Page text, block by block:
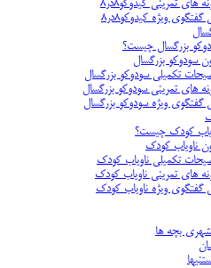
های تمرینی کیدوکو۸در۸
گفتگوی ویژه کیدوکو۸در۸
بزرگسال چیست؟
سودوکو بزرگسال
تکمیلی سودوکو بزرگسال
های تمرینی سودوکو بزرگسال
گفتگوی ویژه سودوکو بزرگسال
کودک چیست؟
ناویاب کودک
تکمیلی ناویاب کودک
های تمرینی ناویاب کودک
گفتگوی ویژه ناویاب کودک
بچه ها